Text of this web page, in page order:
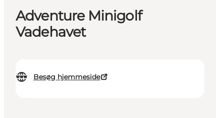
Adventure Minigolf
Vadehavet
Besøg hjemmeside